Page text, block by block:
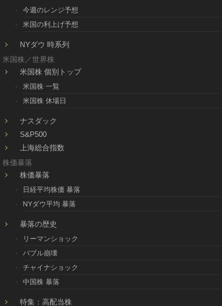
今週のレンジ予想
米国の利上げ予想
NYダウ 時系列
米国株／世界株
米国株 個別トップ
米国株 一覧
米国株 休場日
ナスダック
S&P500
上海総合指数
株価暴落
株価暴落
日経平均株価 暴落
NYダウ平均 暴落
暴落の歴史
リーマンショック
バブル崩壊
チャイナショック
中国株 暴落
特集：高配当株